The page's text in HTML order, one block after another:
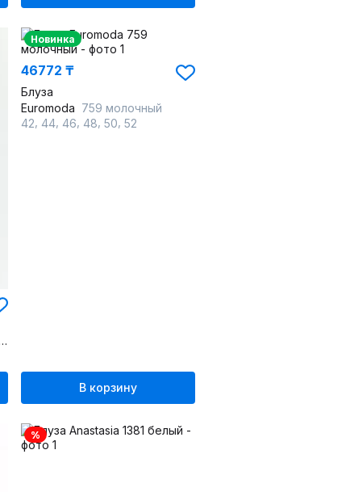
Новинка
46772 ₸
Блуза
Euromoda 759 молочный
42 44 46 48 50 52
В корзину
%